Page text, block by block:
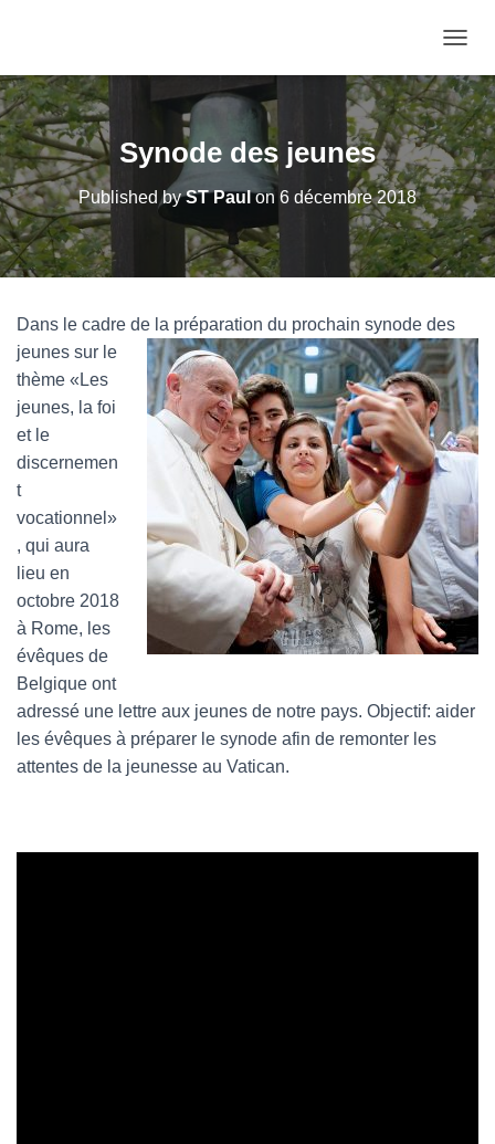
Synode des jeunes
Published byST Paulon 6 décembre 2018
Dans le cadre de la préparation du prochain synode des
jeunes sur le
thème «Les
jeunes, la foi
et le
discernemen
t
vocationnel»
, qui aura
lieu en
octobre 2018
à Rome, les
évêques de
Belgique ont
adressé une lettre aux jeunes de notre pays. Objectif: aider
les évêques à préparer le synode afin de remonter les
attentes de la jeunesse au Vatican.